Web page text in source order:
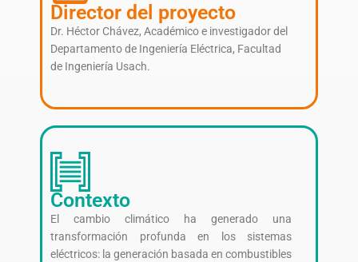
Director del proyecto
Dr. Héctor Chávez, Académico e investigador del
Departamento de Ingeniería Eléctrica, Facultad
de Ingeniería Usach.
Contexto
El cambio climático ha generado una
transformación profunda en los sistemas
eléctricos: la generación basada en combustibles